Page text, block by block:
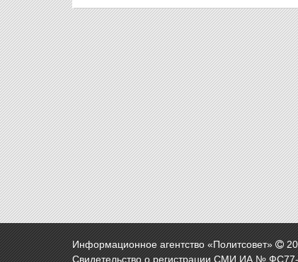
Информационное агентство «Политсовет»
Свидетельство о регистрации СМИ ИА № ФС77-